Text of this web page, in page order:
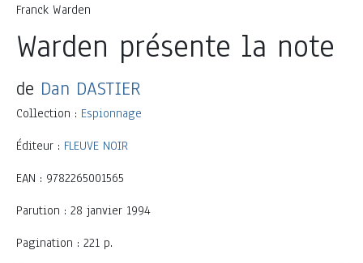
Franck Warden
Warden présente la note
de Dan DASTIER
Collection : Espionnage
Éditeur : FLEUVE NOIR
EAN : 9782265001565
Parution : 28 janvier 1994
Pagination : 221 p.